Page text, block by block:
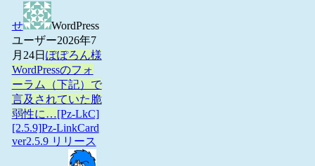
せ
WordPress
ユーザー2026年7
月24日 ぽぽろん様
WordPressのフォ
ーラム（下記）で
言及されていた脆
弱性に…[Pz-LkC]
[2.5.9]Pz-LinkCard
ver2.5.9 リリース